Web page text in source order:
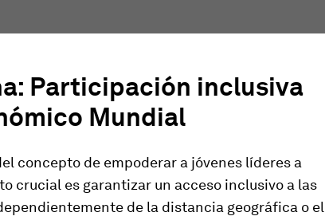
Participación inclusiva
Mundial
concepto de empoderar a jóvenes líderes a
crucial es garantizar un acceso inclusivo a las
de la distancia geográfica o el